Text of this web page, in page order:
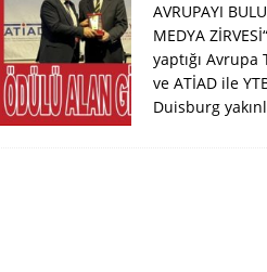
AVRUPAYI
MEDYA
yaptığı Avrupa
ve ATİAD ile
Duisburg